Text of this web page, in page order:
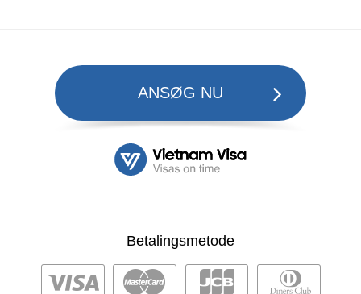
ANSØG NU
Betalingsmetode